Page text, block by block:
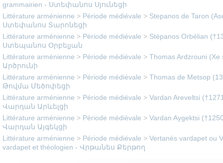
grammairien - Ստեփանոս Սյունեցի
Littérature arménienne > Période médiévale > Stepanos de Taron
Ստեփանոս Տարոնեցի
Littérature arménienne > Période médiévale > Stépanos Orbélian
Ստեպանոս Օրբելյան
Littérature arménienne > Période médiévale > Thomas Ardzrouni
Արծրունի
Littérature arménienne > Période médiévale > Thomas de Metsop
Թովմա Մեծոփեցի
Littérature arménienne > Période médiévale > Vardan Areveltsi
Վարդան Արևելցի
Littérature arménienne > Période médiévale > Vardan Aygektsi
Վարդան Այգեկցի
Littérature arménienne > Période médiévale > Vertanès vardapet ou
vardapet et théologien - Վրթանես Քերթող